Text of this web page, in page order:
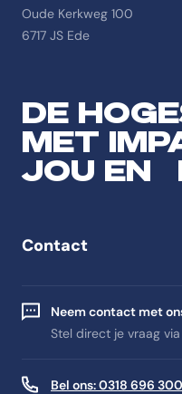
Oude Kerkweg 100
6717 JS Ede
DE
MET
JOU EN
Contact
Neem contact met
Stel direct je vraag
Bel ons: 0318 696 300